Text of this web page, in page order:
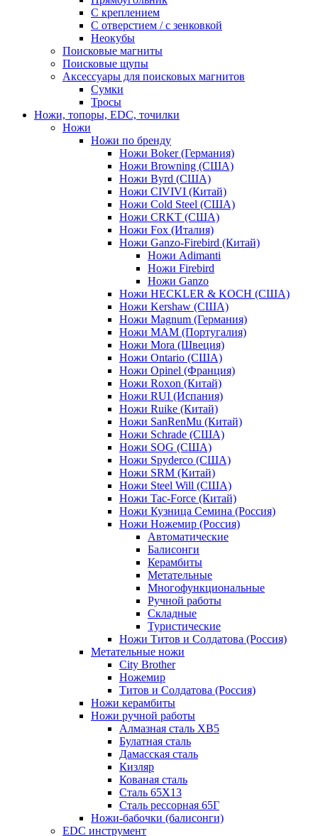
С креплением
С отверстием / с зенковкой
Неокубы
Поисковые магниты
Поисковые щупы
Аксессуары для поисковых магнитов
Сумки
Тросы
Ножи, топоры, EDC, точилки
Ножи
Ножи по бренду
Ножи Boker (Германия)
Ножи Browning (США)
Ножи Byrd (США)
Ножи CIVIVI (Китай)
Ножи Cold Steel (США)
Ножи CRKT (США)
Ножи Fox (Италия)
Ножи Ganzo-Firebird (Китай)
Ножи Adimanti
Ножи Firebird
Ножи Ganzo
Ножи HECKLER & KOCH (США)
Ножи Kershaw (США)
Ножи Magnum (Германия)
Ножи MAM (Португалия)
Ножи Mora (Швеция)
Ножи Ontario (США)
Ножи Opinel (Франция)
Ножи Roxon (Китай)
Ножи RUI (Испания)
Ножи Ruike (Китай)
Ножи SanRenMu (Китай)
Ножи Schrade (США)
Ножи SOG (США)
Ножи Spyderco (США)
Ножи SRM (Китай)
Ножи Steel Will (США)
Ножи Tac-Force (Китай)
Ножи Кузница Семина (Россия)
Ножи Ножемир (Россия)
Автоматические
Балисонги
Керамбиты
Метательные
Многофункциональные
Ручной работы
Складные
Туристические
Ножи Титов и Солдатова (Россия)
Метательные ножи
City Brother
Ножемир
Титов и Солдатова (Россия)
Ножи керамбиты
Ножи ручной работы
Алмазная сталь ХВ5
Булатная сталь
Дамасская сталь
Кизляр
Кованая сталь
Сталь 65Х13
Сталь рессорная 65Г
Ножи-бабочки (балисонги)
EDC инструмент